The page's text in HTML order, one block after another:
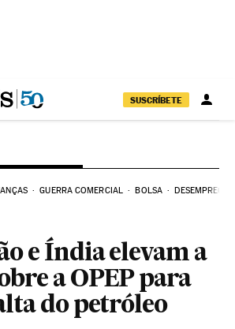
SUSCRÍBETE
GUERRA COMERCIAL BOLSA DESEMPREGO
e Índia elevam a
a OPEP para
do petróleo